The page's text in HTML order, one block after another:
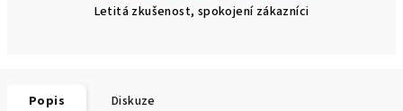
Letitá zkušenost, spokojení zákazníci
Popis Diskuze